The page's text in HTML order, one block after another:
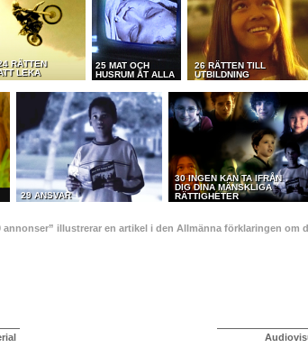
RÄTTEN
LEKA
25 MAT OCH
HUSRUM ÅT ALLA
26 RÄTTEN TILL
UTBILDNING
29 ANSVAR
30 INGEN KAN TA IFRÅN
DIG DINA MÄNSKLIGA
RÄTTIGHETER
illustrerar en artikel i den Allmänna förklaringen om